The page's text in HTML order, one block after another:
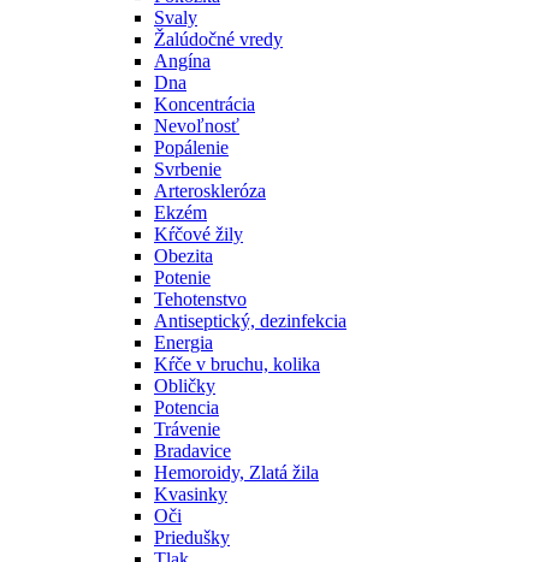
Svaly
Žalúdočné vredy
Angína
Dna
Koncentrácia
Nevoľnosť
Popálenie
Svrbenie
Arteroskleróza
Ekzém
Kŕčové žily
Obezita
Potenie
Tehotenstvo
Antiseptický, dezinfekcia
Energia
Kŕče v bruchu, kolika
Obličky
Potencia
Trávenie
Bradavice
Hemoroidy, Zlatá žila
Kvasinky
Oči
Priedušky